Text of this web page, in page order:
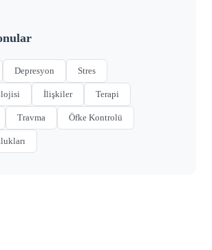
Depresyon Stres
İlişkiler Terapi
Travma Öfke Kontrolü